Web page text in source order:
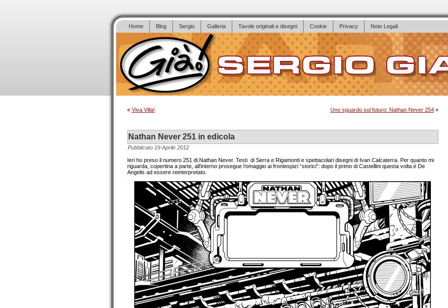
Home Blog Sergio Galleria Tavole originali e disegni Cookie Privacy Note Legali
« Viva Villa! Uno sguardo sul futuro: Nathan Never 254»
Nathan Never 251 in edicola
Pubblicato 19 Aprile 2012
Ieri ho preso il numero 251 di Nathan Never. Testi di Serra e Rigamonti e spettacolari disegni di Ivan Calcaterra. Per quanto mi
riguarda, copertina a parte, all’interno prosegue l’omaggio ai frontespizi “storici”: dopo il primo di Castellini questa volta è De
Angelis ad essere reinterpretato.